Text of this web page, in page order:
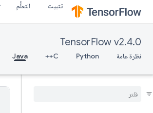
تثبيت التعلُّم
TensorFlow v2.4.0
نظرة عامة Python
C++
Java
InplaceUpdate
IsBoostedTreesEnsembleInitialize
IsBoostedTreesQuantileStreamRe
sourceInitialized
IsotonicRegression